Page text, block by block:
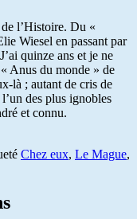
l’Histoire. Du «
Wiesel en passant par
quinze ans et je ne
Anus du monde » de
là ; autant de cris de
des plus ignobles
et connu.
Chez eux, Le Mague,